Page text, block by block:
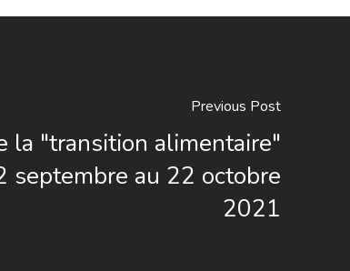
Previous Post
la "transition alimentaire"
septembre au 22 octobre
2021